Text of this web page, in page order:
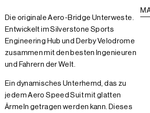
Die originale Aero-Bridge Unterweste.
Entwickelt im Silverstone Sports
Engineering Hub und Derby Velodrome
zusammen mit den besten Ingenieuren
und Fahrern der Welt.
Ein dynamisches Unterhemd, das zu
jedem Aero Speed Suit mit glatten
Ärmeln getragen werden kann. Dieses